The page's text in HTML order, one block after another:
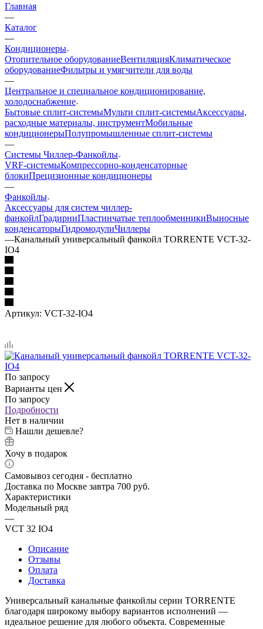
Главная
—
Каталог
—
Кондиционеры
Отопительное оборудованиеВентиляцияКлиматическое
оборудованиеФильтры и умягчители для воды
—
Центральное и специальное кондиционирование,
холодоснабжение
Бытовые сплит-системыМульти сплит-системыАксессуары,
расходные материалы, инструментМобильные
кондиционерыПолупромышленные сплит-системы
—
Системы Чиллер-Фанкойлы
VRF-системыКомпрессорно-конденсаторные
блокиПрецизионные кондиционеры
—
Фанкойлы
Аксессуары для систем чиллер-
фанкойлГрадирниПластинчатые теплообменникиВыносные
конденсаторыГидромодулиЧиллеры
—Канальный универсальный фанкойл TORRENTE VCT-32-
IO4
Артикул: VCT-32-IO4
По запросу
Варианты цен
По запросу
Подробности
Нет в наличии
Нашли дешевле?
Хочу в подарок
Самовывоз сегодня - бесплатно
Доставка по Москве завтра 700 руб.
Характеристики
Модельный ряд
—
VCT 32 IO4
Описание
Отзывы
Оплата
Доставка
Универсальный канальные фанкойлы серии TORRENTE
благодаря широкому выбору вариантов исполнений —
идеальное решение для любого объекта. Современные